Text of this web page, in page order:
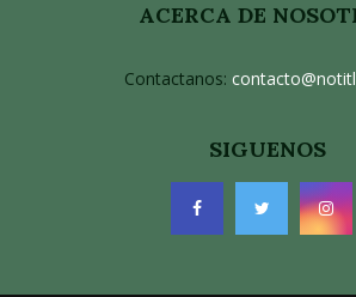
ACERCA DE
Contactanos:
SIGUENOS